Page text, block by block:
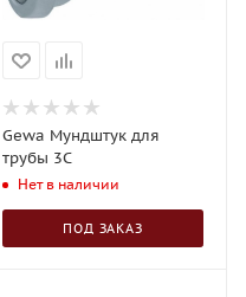
Gewa Мундштук для
трубы 3C
Нет в наличии
ПОД ЗАКАЗ